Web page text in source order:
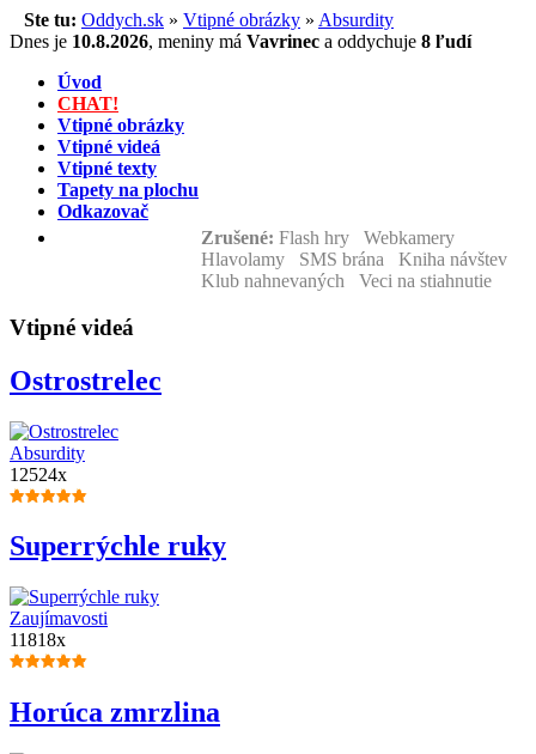
Ste tu: Oddych.sk » Vtipné obrázky » Absurdity
Dnes je 10.8.2026, meniny má Vavrinec a oddychuje 8 ľudí
Úvod
CHAT!
Vtipné obrázky
Vtipné videá
Vtipné texty
Tapety na plochu
Odkazovač
Zrušené: Flash hry Webkamery
Hlavolamy SMS brána Kniha návštev
Klub nahnevaných Veci na stiahnutie
Vtipné videá
Ostrostrelec
Absurdity
12524x
Superrýchle ruky
Zaujímavosti
11818x
Horúca zmrzlina